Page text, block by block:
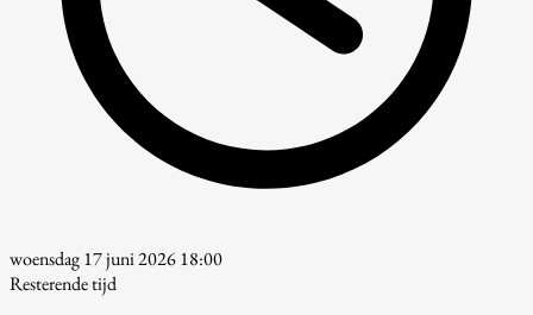
woensdag 17 juni 2026 18:00
Resterende tijd